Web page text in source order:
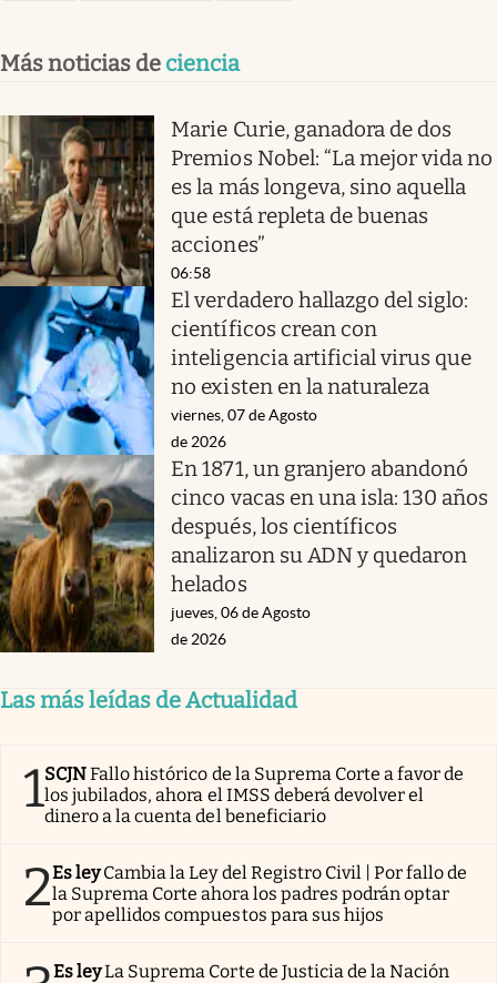
Más noticias de ciencia
Marie Curie, ganadora de dos
Premios Nobel: “La mejor vida no
es la más longeva, sino aquella
que está repleta de buenas
acciones”
06:58
El verdadero hallazgo del siglo:
científicos crean con
inteligencia artificial virus que
no existen en la naturaleza
viernes, 07 de Agosto
de 2026
En 1871, un granjero abandonó
cinco vacas en una isla: 130 años
después, los científicos
analizaron su ADN y quedaron
helados
jueves, 06 de Agosto
de 2026
Las más leídas de Actualidad
1SCJNFallo histórico de la Suprema Corte a favor de
los jubilados, ahora el IMSS deberá devolver el
dinero a la cuenta del beneficiario
2Es ley Cambia la Ley del Registro Civil | Por fallo de
la Suprema Corte ahora los padres podrán optar
por apellidos compuestos para sus hijos
Es leyLa Suprema Corte de Justicia de la Nación